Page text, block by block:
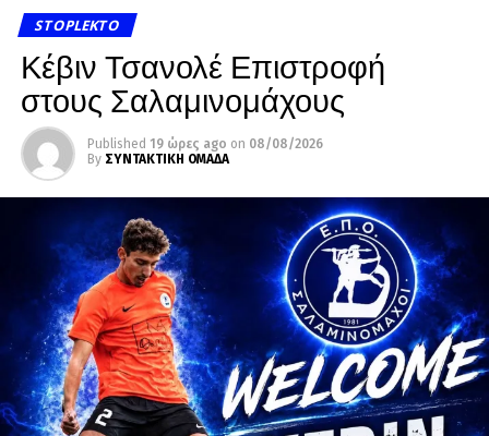
STOPLEKTO
Κέβιν Τσανολέ Επιστροφή
στους Σαλαμινομάχους
Published 19 ώρες ago on 08/08/2026
By ΣΥΝΤΑΚΤΙΚΗ ΟΜΑΔΑ